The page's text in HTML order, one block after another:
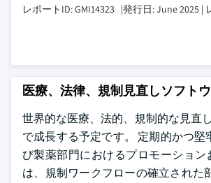
レポートID: GMI14323 |発行日: June 2025 |
医療、法律、規制見直しソフト
世界的な医療、法的、規制的な見直
で成長する予定です。 定期的かつ
び製薬部門におけるプロモーショ
は、規制ワークフローの確立された